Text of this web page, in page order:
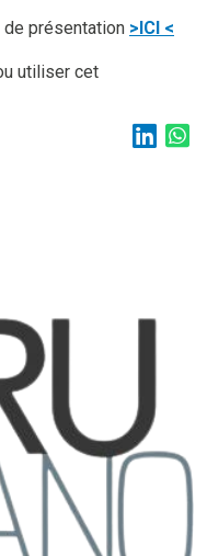
présentation >ICI <
utiliser cet